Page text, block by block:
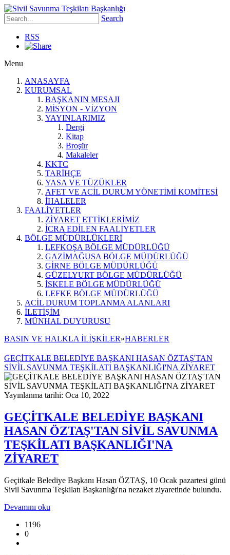
Search
RSS
Menu
ANASAYFA
KURUMSAL
BAŞKANIN MESAJI
MİSYON - VİZYON
YAYINLARIMIZ
Dergi
Kitap
Broşür
Makaleler
KKTC
TARİHÇE
YASA VE TÜZÜKLER
AFET VE ACİL DURUM YÖNETİMİ KOMİTESİ
İHALELER
FAALİYETLER
ZİYARET ETTİKLERİMİZ
İCRA EDİLEN FAALİYETLER
BÖLGE MÜDÜRLÜKLERİ
LEFKOŞA BÖLGE MÜDÜRLÜĞÜ
GAZİMAĞUSA BÖLGE MÜDÜRLÜĞÜ
GİRNE BÖLGE MÜDÜRLÜĞÜ
GÜZELYURT BÖLGE MÜDÜRLÜĞÜ
İSKELE BÖLGE MÜDÜRLÜĞÜ
LEFKE BÖLGE MÜDÜRLÜĞÜ
ACİL DURUM TOPLANMA ALANLARI
İLETİŞİM
MÜNHAL DUYURUSU
BASIN VE HALKLA İLİŞKİLER»HABERLER
GEÇİTKALE BELEDİYE BAŞKANI HASAN ÖZTAŞ'TAN
SİVİL SAVUNMA TEŞKİLATI BAŞKANLIĞI'NA ZİYARET
Yayınlanma tarihi: Oca 10, 2022
GEÇİTKALE BELEDİYE BAŞKANI
HASAN ÖZTAŞ'TAN SİVİL SAVUNMA
TEŞKİLATI BAŞKANLIĞI'NA
ZİYARET
Geçitkale Belediye Başkanı Hasan ÖZTAŞ, 10 Ocak pazartesi günü
Sivil Savunma Teşkilatı Başkanlığı'na nezaket ziyaretinde bulundu.
Devamını oku
1196
0